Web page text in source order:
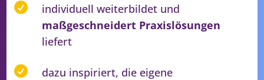

individuell weiterbildet und
maßgeschneidert Praxislösungen
liefert

dazu inspiriert, die eigene